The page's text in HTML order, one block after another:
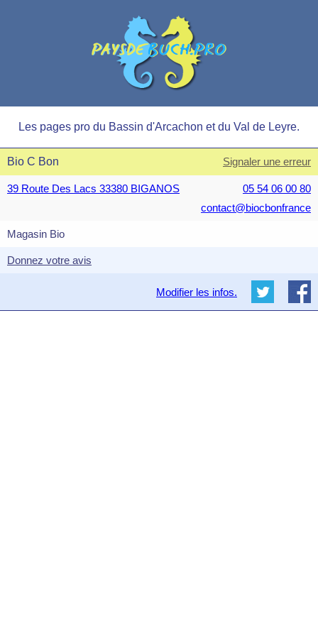
Les pages pro du Bassin d'Arcachon et du Val de Leyre.
Bio C Bon Signaler une erreur
39 Route Des Lacs 33380 BIGANOS
05 54 06 00 80
contact@biocbonfrance
Magasin Bio
Donnez votre avis
Modifier les infos.